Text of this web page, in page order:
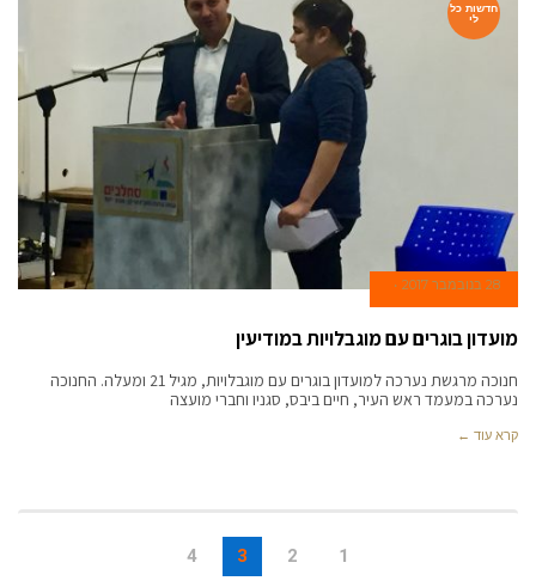
חדשות כל
לי
28 בנובמבר 2017
מועדון בוגרים עם מוגבלויות במודיעין
חנוכה מרגשת נערכה למועדון בוגרים עם מוגבלויות, מגיל 21 ומעלה. החנוכה
נערכה במעמד ראש העיר, חיים ביבס, סגניו וחברי מועצה
קרא עוד ←
1
2
3
4